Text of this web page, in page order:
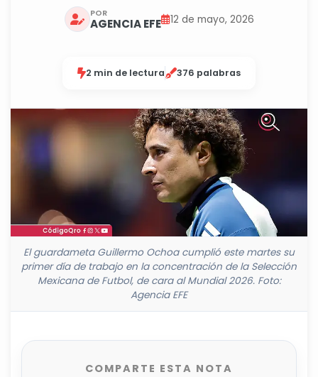
POR
AGENCIA EFE 12 de mayo, 2026
2 min de lectura 376 palabras
El guardameta Guillermo Ochoa cumplió este martes su
primer día de trabajo en la concentración de la Selección
Mexicana de Futbol, de cara al Mundial 2026. Foto:
Agencia EFE
COMPARTE ESTA NOTA